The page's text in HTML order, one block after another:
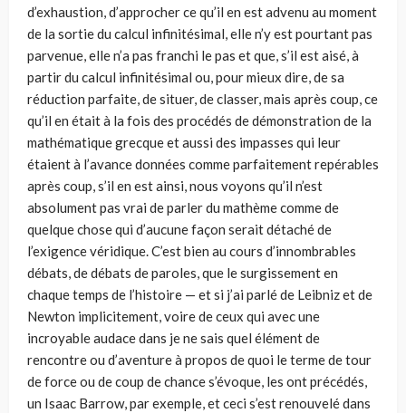
d’exhaustion, d’approcher ce qu’il en est advenu au moment
de la sortie du calcul infinitésimal, elle n’y est pourtant pas
parvenue, elle n’a pas franchi le pas et que, s’il est aisé, à
partir du calcul infinitésimal ou, pour mieux dire, de sa
réduction parfaite, de situer, de classer, mais après coup, ce
qu’il en était à la fois des procédés de démonstration de la
mathématique grecque et aussi des impasses qui leur
étaient à l’avance données comme parfaitement repérables
après coup, s’il en est ainsi, nous voyons qu’il n’est
absolument pas vrai de parler du mathème comme de
quelque chose qui d’aucune façon serait détaché de
l’exigence véridique. C’est bien au cours d’innombrables
débats, de débats de paroles, que le surgissement en
chaque temps de l’histoire — et si j’ai parlé de Leibniz et de
Newton implicitement, voire de ceux qui avec une
incroyable audace dans je ne sais quel élément de
rencontre ou d’aventure à propos de quoi le terme de tour
de force ou de coup de chance s’évoque, les ont précédés,
un Isaac Barrow, par exemple, et ceci s’est renouvelé dans